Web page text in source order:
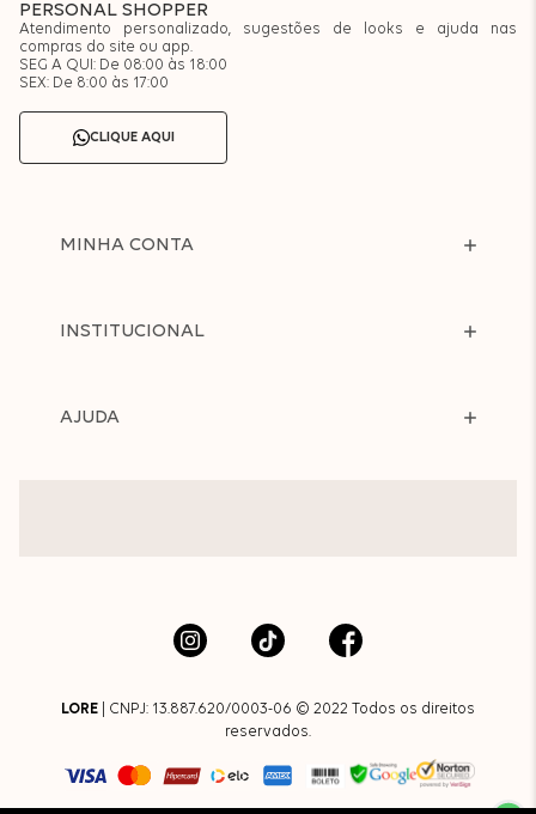
PERSONAL SHOPPER
Atendimento personalizado, sugestões de looks e ajuda nas
compras do site ou app.
SEG A QUI: De 08:00 às 18:00
SEX: De 8:00 às 17:00
CLIQUE AQUI
MINHA CONTA
INSTITUCIONAL
AJUDA
LORE | CNPJ: 13.887.620/0003-06 © 2022 Todos os direitos
reservados.